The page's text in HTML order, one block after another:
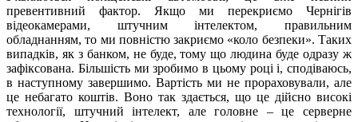
превентивний фактор. Якщо ми перекриємо Чернігів
відеокамерами, штучним інтелектом, правильним
обладнанням, то ми повністю закриємо «коло безпеки». Таких
випадків, як з банком, не буде, тому що людина буде одразу ж
зафіксована. Більшість ми зробимо в цьому році і, сподіваюсь,
в наступному завершимо. Вартість ми не прораховували, але
це небагато коштів. Воно так здається, що це дійсно високі
технології, штучний інтелект, але головне – це серверне